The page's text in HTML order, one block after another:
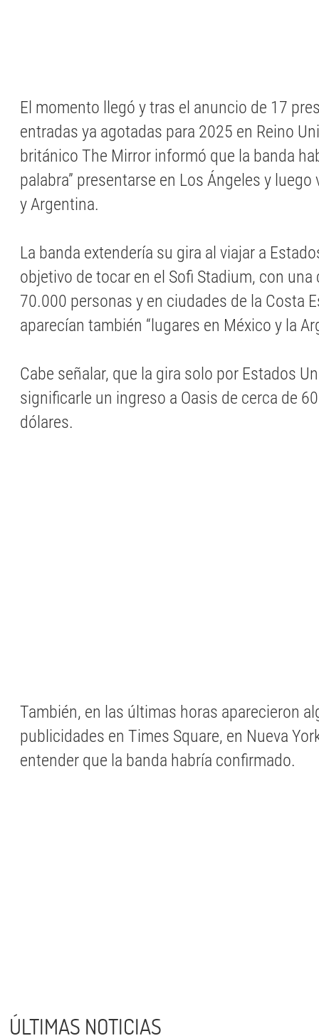
El momento llegó y tras el anuncio de 17
entradas ya agotadas para 2025 en Reino
británico The Mirror informó que la banda
palabra” presentarse en Los Ángeles y
y Argentina.
La banda extendería su gira al viajar a
objetivo de tocar en el Sofi Stadium, con una
70.000 personas y en ciudades de la Costa
aparecían también “lugares en México y la
Cabe señalar, que la gira solo por Estados
significarle un ingreso a Oasis de cerca de
dólares.
También, en las últimas horas aparecieron
publicidades en Times Square, en Nueva
entender que la banda habría confirmado.
ÚLTIMAS NOTICIAS